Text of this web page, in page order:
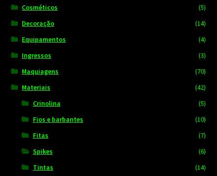
Cosméticos
(5)
Decoração
(14)
Equipamentos
(4)
Ingressos
(3)
Maquiagens
(70)
Materiais
(42)
Crinolina
(5)
Fios e barbantes
(10)
Fitas
(7)
Spikes
(6)
Tintas
(14)